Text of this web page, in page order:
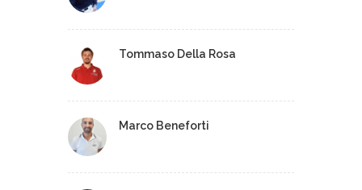
Tommaso Della Rosa
Marco Beneforti